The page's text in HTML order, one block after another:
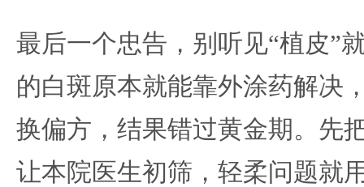
最后一个忠告，别听见“植皮”
的白斑原本就能靠外涂药解决
换偏方，结果错过黄金期。先
让本院医生初筛，轻柔问题就